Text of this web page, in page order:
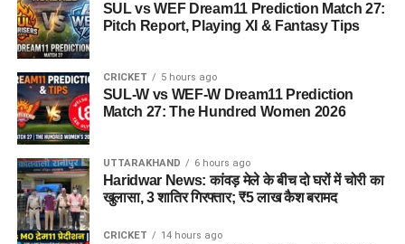
SUL vs WEF Dream11 Prediction Match 27:
Pitch Report, Playing XI & Fantasy Tips
CRICKET 5 hours ago
SUL-W vs WEF-W Dream11 Prediction
Match 27: The Hundred Women 2026
UTTARAKHAND 6 hours ago
Haridwar News: कांवड़ मेले के बीच दो घरों में चोरी का
खुलासा, 3 शातिर गिरफ्तार; ₹5 लाख कैश बरामद
CRICKET 14 hours ago